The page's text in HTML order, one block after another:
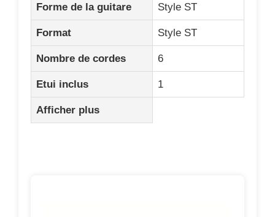
Forme de la guitare Style ST
Format Style ST
Nombre de cordes 6
Etui inclus 1
Afficher plus